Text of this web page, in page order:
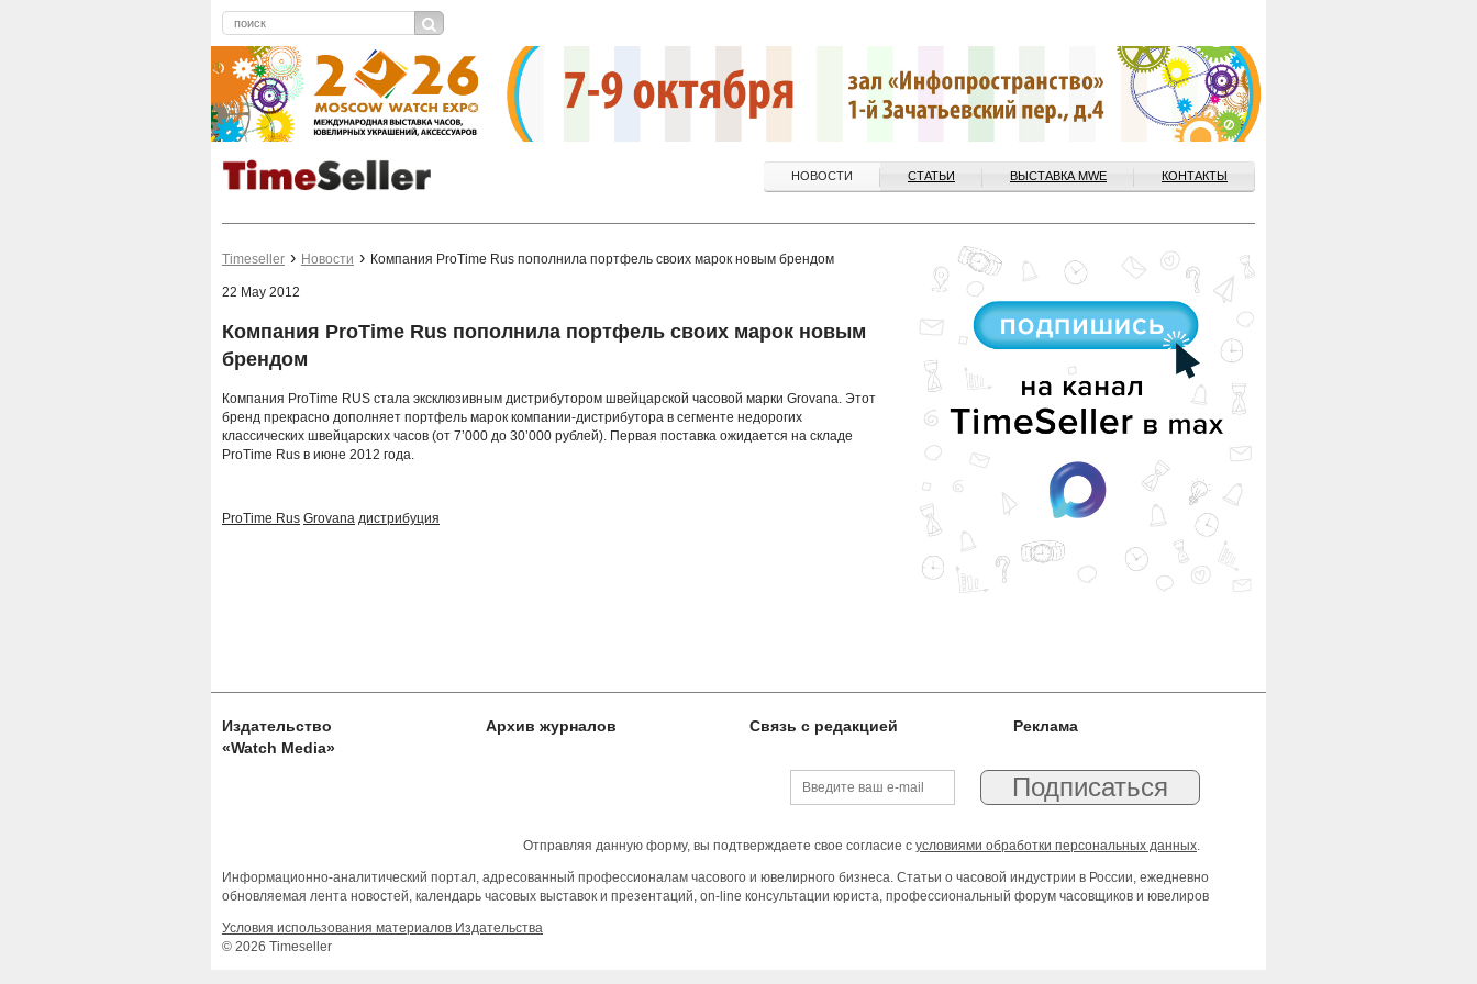
НОВОСТИ СТАТЬИ ВЫСТАВКА MWE КОНТАКТЫ
Timeseller Новости Компания ProTime Rus пополнила портфель своих марок новым брендом
22 May 2012
Компания ProTime Rus пополнила портфель своих марок новым
брендом
Компания ProTime RUS стала эксклюзивным дистрибутором швейцарской часовой марки Grovana. Этот
бренд прекрасно дополняет портфель марок компании-дистрибутора в сегменте недорогих
классических швейцарских часов (от 7’000 до 30’000 рублей). Первая поставка ожидается на складе
ProTime Rus в июне 2012 года.
ProTime Rus Grovana дистрибуция
Издательство
«Watch Media»
Архив журналов Связь с редакцией Реклама
Отправляя данную форму, вы подтверждаете свое согласие с условиями обработки персональных данных.
Информационно-аналитический портал, адресованный профессионалам часового и ювелирного бизнеса. Статьи о часовой индустрии в России, ежедневно
обновляемая лента новостей, календарь часовых выставок и презентаций, on-line консультации юриста, профессиональный форум часовщиков и ювелиров
Условия использования материалов Издательства
© 2026 Timeseller